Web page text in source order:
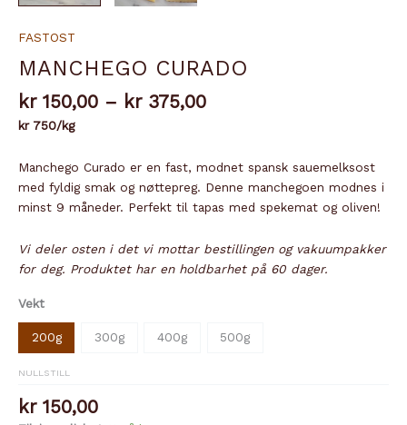
FASTOST
MANCHEGO CURADO
kr150,00 – kr375,00Prisområde:
kr 375,00
kr 750/kg
Manchego Curado er en fast, modnet spansk sauemelksost
med fyldig smak og nøttepreg. Denne manchegoen modnes i
minst 9 måneder. Perfekt til tapas med spekemat og oliven!
Vi deler osten i det vi mottar bestillingen og vakuumpakker
for deg. Produktet har en holdbarhet på 60 dager.
Vekt
200g 300g 400g 500g
NULLSTILL
kr150,00